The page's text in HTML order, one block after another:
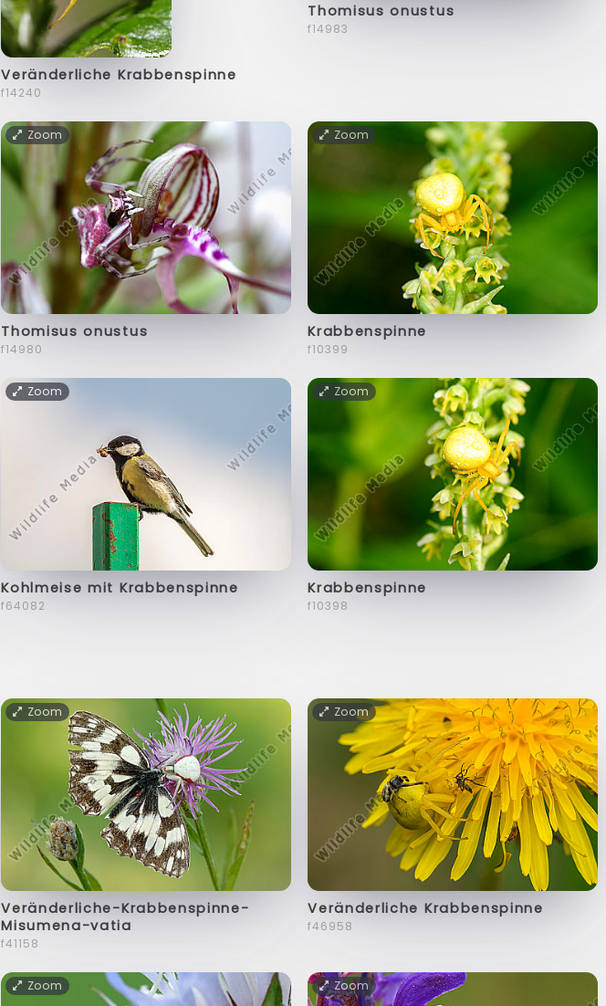
Veränderliche Krabbenspinne
f14240
Thomisus onustus
f14983
Zoom
Thomisus onustus
f14980
Zoom
Krabbenspinne
f10399
Zoom
Kohlmeise mit Krabbenspinne
f64082
Zoom
Krabbenspinne
f10398
Zoom
Veränderliche-Krabbenspinne-
Misumena-vatia
f41158
Zoom
Veränderliche Krabbenspinne
f46958
Zoom Zoom